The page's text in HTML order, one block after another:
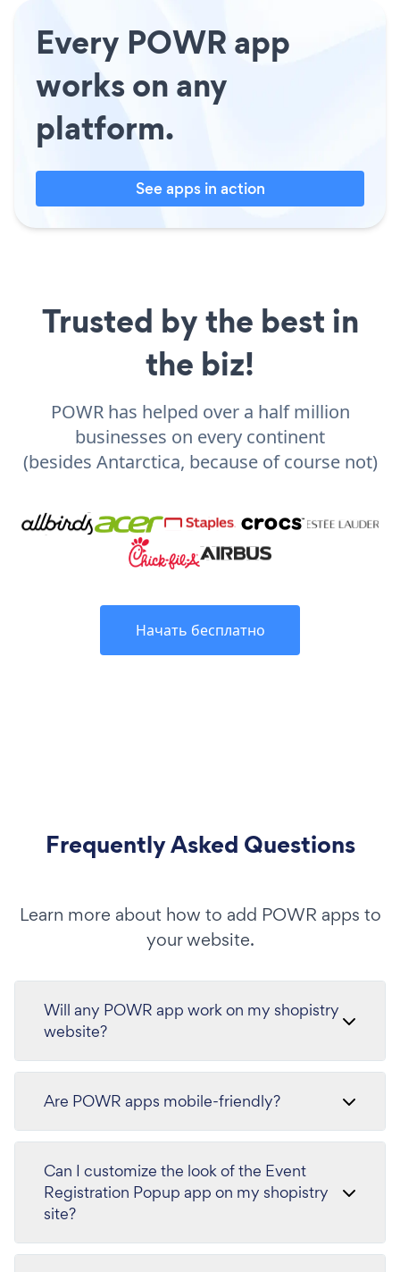
Every POWR app
works on any
platform.
See apps in action
Trusted by the best in
the biz!
POWR has helped over a half million
businesses on every continent
(besides Antarctica, because of course not)
Начать бесплатно
Frequently Asked Questions
Learn more about how to add POWR apps to
your website.
Will any POWR app work on my shopistry
website?
Are POWR apps mobile-friendly?
Can I customize the look of the Event
Registration Popup app on my shopistry
site?